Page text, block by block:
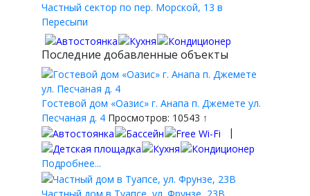
Частный сектор по пер. Морской, 13 в
Пересыпи
Последние добавленные объекты
Гостевой дом «Оазис» г. Анапа п. Джемете ул.
Песчаная д. 4 Просмотров: 10543 ↑
|
Подробнее...